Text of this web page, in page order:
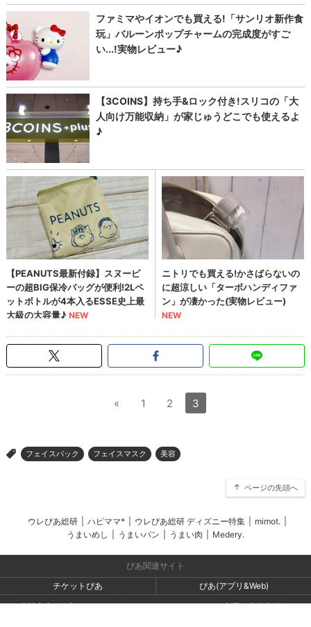
« 1 2 3
> フェイスパック フェイスマスク 美容
ページの先頭へ
ウレぴあ総研 ハピママ* ウレぴあ総研 ディズニー特集 mimot.
うまいめし
うまいパン うまい肉 Medery.
ぴあ関連サイト
チケットぴあ
ぴあ(アプリ&Web)
会社案内
プライバシーポリシー
アクセスデータの利用・著作権等